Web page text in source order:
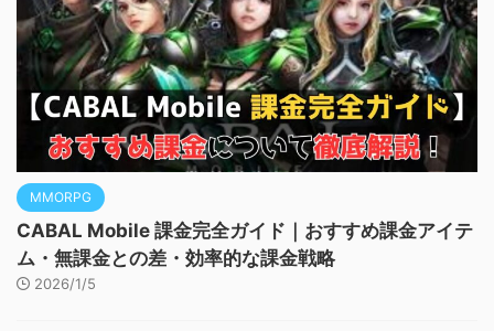
MMORPG
CABAL Mobile 課金完全ガイド｜おすすめ課金アイテ
ム・無課金との差・効率的な課金戦略
2026/1/5